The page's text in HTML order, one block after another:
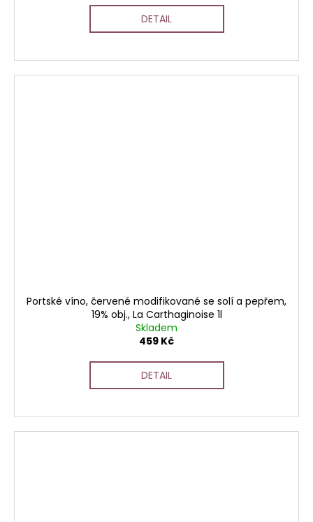
DETAIL
Portské víno, červené modifikované se solí a pepřem,
19% obj., La Carthaginoise 1l
Skladem
459 Kč
DETAIL